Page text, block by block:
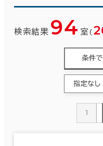
検索結果 94 室 (
条件
1